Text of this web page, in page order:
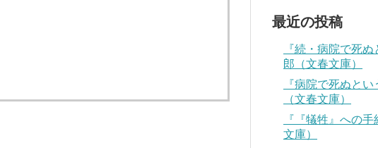
最近の投稿
『続・病院で死
郎（文春文庫）
『病院で死ぬと
（文春文庫）
『『犠牲』への
文庫）